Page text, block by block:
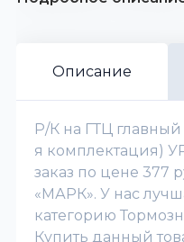
Описание
Р/К на ГТЦ
я комплектация)
заказ по цене 377
«МАРК». У нас
категорию
Купить данный